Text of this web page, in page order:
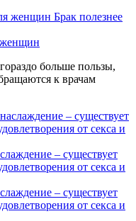
Брак полезнее
женщин
больше пользы,
к врачам
– существует
от секса и
– существует
от секса и